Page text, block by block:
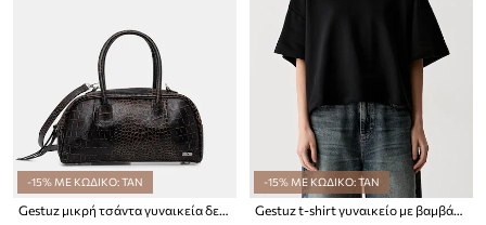
-15% ΜΕ ΚΩΔΙΚΟ: TAN -15% ΜΕ ΚΩΔΙΚΟ: TAN